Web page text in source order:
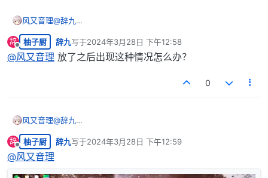
风又音理@辞九
辞
离线
柚子厨 辞九写于2024年3月28日 下午12:58
最后由 编辑
@风又音理 放了之后出现这种情况怎么办？
0
风又音理@辞九
辞
离线
柚子厨 辞九写于2024年3月28日 下午12:59
最后由 编辑
@风又音理